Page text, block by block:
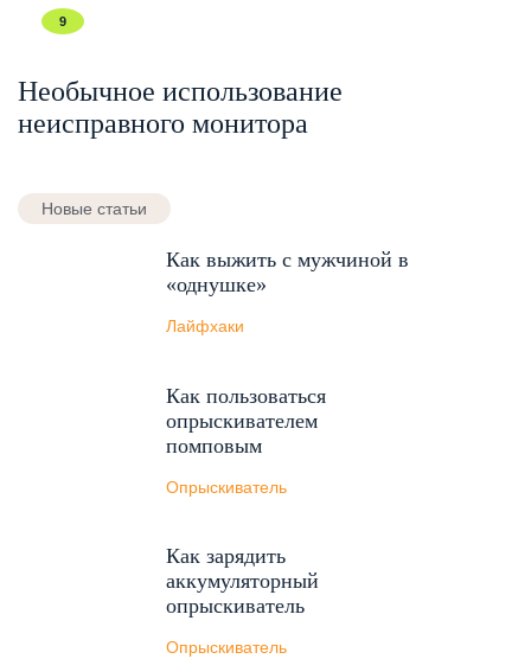
9
Необычное использование
неисправного монитора
Новые статьи
Как выжить с мужчиной в
«однушке»
Лайфхаки
Как пользоваться
опрыскивателем
помповым
Опрыскиватель
Как зарядить
аккумуляторный
опрыскиватель
Опрыскиватель